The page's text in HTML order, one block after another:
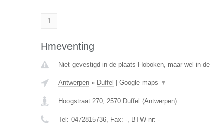
1
Hmeventing
Niet gevestigd in de plaats Hoboken, maar wel in
Antwerpen» Duffel Google maps ▼
Hoogstraat 270, 2570 Duffel (Antwerpen)
Tel: 0472815736, Fax: -, BTW-nr: -